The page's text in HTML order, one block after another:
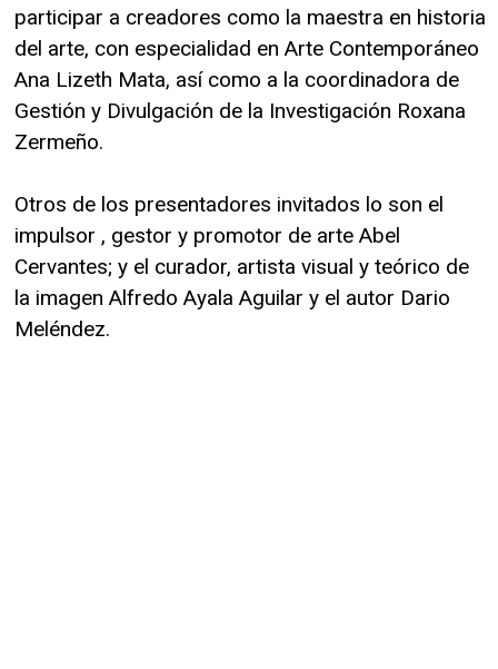
participar a creadores como la maestra en historia
del arte, con especialidad en Arte Contemporáneo
Ana Lizeth Mata, así como a la coordinadora de
Gestión y Divulgación de la Investigación Roxana
Zermeño.
Otros de los presentadores invitados lo son el
impulsor , gestor y promotor de arte Abel
Cervantes; y el curador, artista visual y teórico de
la imagen Alfredo Ayala Aguilar y el autor Dario
Meléndez.